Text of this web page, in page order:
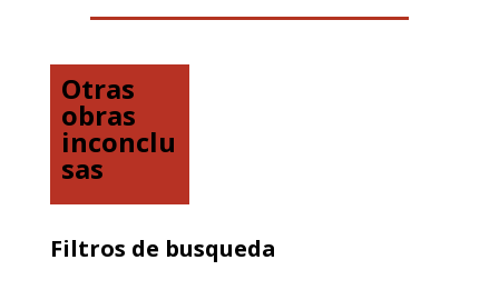
Otras
obras
inconclu
sas
Filtros de busqueda